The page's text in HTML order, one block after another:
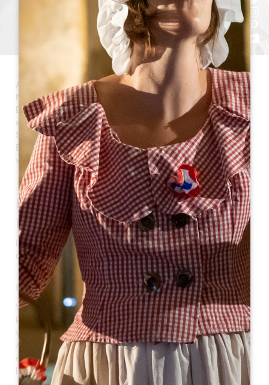
Artigues-de-Lussac ist eine Gemeinde des Kantons
Nord-Libourne und gehört zur Gemeinschaft der
Dörfer des Großraums Saint-Emilion. Ihr Gebiet
erstreckt sich über 1016 Hektar und liegt 5 km von
Saint-Emilion entfernt. Heute hat die Stadt 1.101
Einwohner, die Artiguais und Artiguaises genannt
werden.
EIN WENIG GESCHICHTE
Der Ursprung des Namens
Der Name Artigues ist ein Wort keltischen Ursprungs
und bedeutet "klar".
Geschichte
Während der Revolution bildete die Gemeinde Saint-
Pierre de Lussac die Stadt Lussac. Am 14. August 1869
wurde die Gemeinde Lussac aufgeteilt, um die Stadt
Artigues-de-Lussac zu bilden. Es handelt sich also um
eine jüngere Stadt, deren Geschichte mit der von
Lussac verwoben ist.